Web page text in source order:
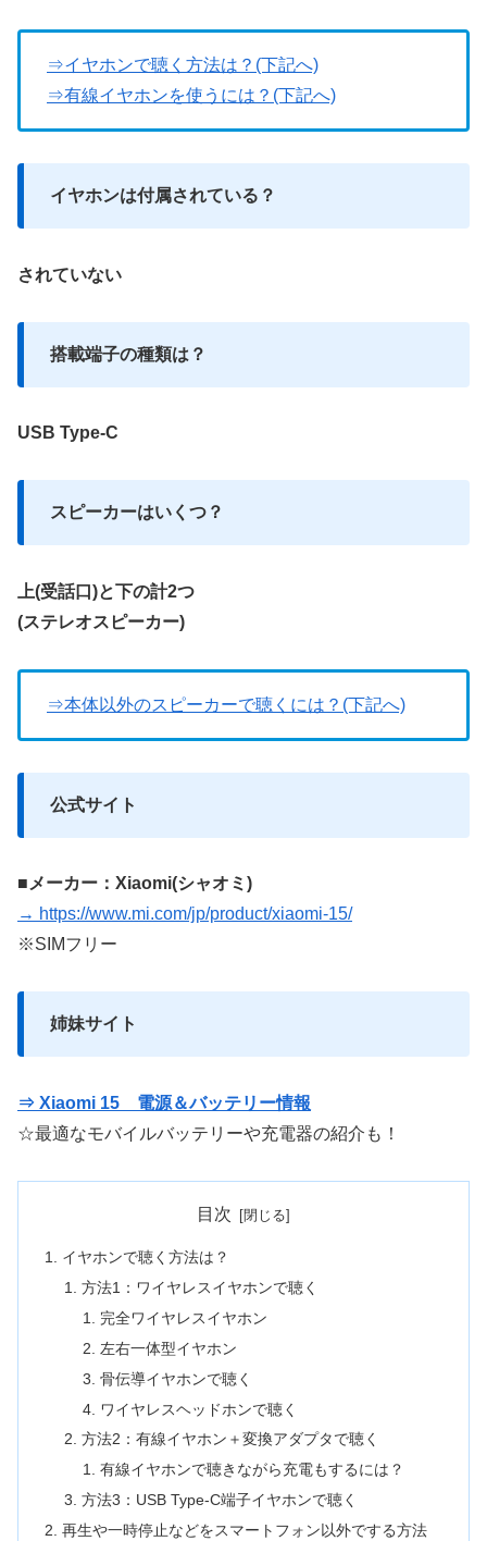
⇒イヤホンで聴く方法は？(下記へ)
⇒有線イヤホンを使うには？(下記へ)
イヤホンは付属されている？
されていない
搭載端子の種類は？
USB Type-C
スピーカーはいくつ？
上(受話口)と下の計2つ
(ステレオスピーカー)
⇒本体以外のスピーカーで聴くには？(下記へ)
公式サイト
■メーカー：Xiaomi(シャオミ)
→ https://www.mi.com/jp/product/xiaomi-15/
※SIMフリー
姉妹サイト
⇒ Xiaomi 15 電源＆バッテリー情報
☆最適なモバイルバッテリーや充電器の紹介も！
目次
イヤホンで聴く方法は？
方法1：ワイヤレスイヤホンで聴く
完全ワイヤレスイヤホン
左右一体型イヤホン
骨伝導イヤホンで聴く
ワイヤレスヘッドホンで聴く
方法2：有線イヤホン＋変換アダプタで聴く
有線イヤホンで聴きながら充電もするには？
方法3：USB Type-C端子イヤホンで聴く
再生や一時停止などをスマートフォン以外でする方法